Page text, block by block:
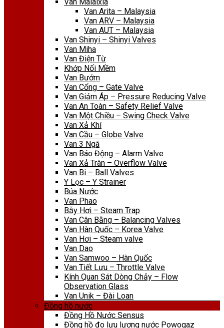
Van Arita – Malaysia
Van ARV – Malaysia
Van AUT – Malaysia
Van Shinyi – Shinyi Valves
Van Miha
Van Điện Từ
Khớp Nối Mềm
Van Bướm
Van Cổng – Gate Valve
Van Giảm Áp – Pressure Reducing Valve
Van An Toàn – Safety Relief Valve
Van Một Chiều – Swing Check Valve
Van Xả Khí
Van Cầu – Globe Valve
Van 3 Ngã
Van Báo Động – Alarm Valve
Van Xả Tràn – Overflow Valve
Van Bi – Ball Valves
Y Lọc – Y Strainer
Búa Nước
Van Phao
Bẫy Hơi – Steam Trap
Van Cân Bằng – Balancing Valves
Van Hàn Quốc – Korea Valve
Van Hơi – Steam valve
Van Dao
Van Samwoo – Hàn Quốc
Van Tiết Lưu – Throttle Valve
Kính Quan Sát Dòng Chảy – Flow
Observation Glass
Van Unik – Đài Loan
Đồng hồ nước
Đồng Hồ Nước Sensus
Đồng hồ đo lưu lượng nước Powogaz